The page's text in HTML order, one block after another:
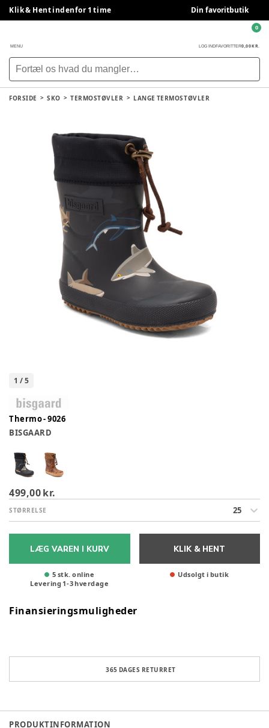
Klik & Hent indenfor 1 time Din favoritbutik
MENU LOG INDFAVORITTER0,00 KR.
0
FORSIDE SKO TERMOSTØVLER LANGE TERMOSTØVLER
1 /5
Thermo - 9026
BISGAARD
499,00 kr.
STØRRELSE 25
LÆG VAREN I KURV
5 stk. online
Levering 1-3hverdage
KLIK & HENT
Udsolgt i butik
Finansieringsmuligheder
365 DAGES RETURRET
PRODUKTINFORMATION